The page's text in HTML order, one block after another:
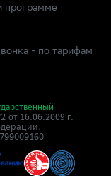
программе
- по тарифам
от 16.06.2009 г.